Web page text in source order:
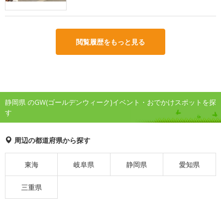
閲覧履歴をもっと見る
静岡県 のGW(ゴールデンウィーク)イベント・おでかけスポットを探
す
周辺の都道府県から探す
東海 岐阜県 静岡県 愛知県
三重県